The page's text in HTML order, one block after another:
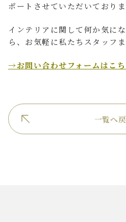
ポートさせていただいておりま
インテリアに関して何か気に
ら、お気軽に私たちスタッフ
→お問い合わせフォームはこち
一覧へ